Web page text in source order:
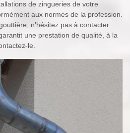
de zingueries de votre
aux normes de la profession.
n’hésitez pas à contacter
une prestation de qualité, à la
le.